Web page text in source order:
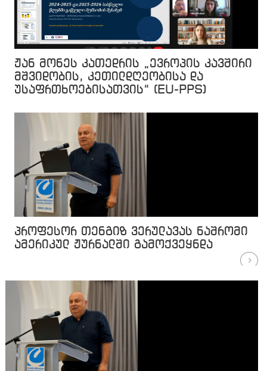
ჟან მონეს კათედრის „ევროპის კავშირი
მშვიდობის, კეთილდღეობისა და
უსაფრთხოებისათვის“ (EU-PPS)
პროფესორ თენგიზ ვერულავას ნაშრომი
ამერიკულ ჟურნალში გამოქვეყნდა